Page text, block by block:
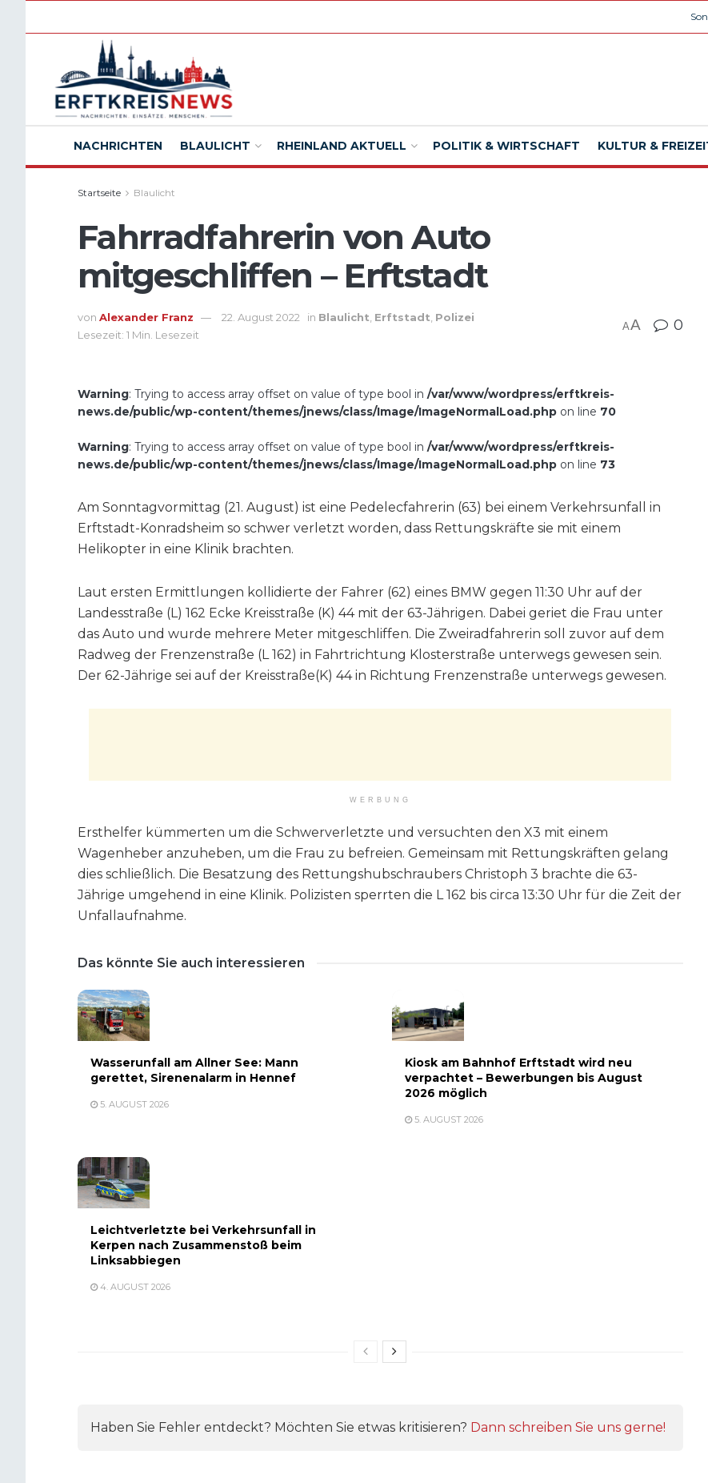
NACHRICHTEN BLAULICHT RHEINLAND AKTUELL POLITIK & WIRTSCHAFT KULTUR &
Startseite Blaulicht
Fahrradfahrerin von Auto
mitgeschliffen – Erftstadt
von Alexander Franz 22. August 2022 in Blaulicht Erftstadt Polizei
Lesezeit: 1 Min. Lesezeit
AA 0
Warning: Trying to access array offset on value of type bool in /var/www/wordpress/erftkreis-
news.de/public/wp-content/themes/jnews/class/Image/ImageNormalLoad.php on line 70
Warning: Trying to access array offset on value of type bool in /var/www/wordpress/erftkreis-
news.de/public/wp-content/themes/jnews/class/Image/ImageNormalLoad.php on line 73
Am Sonntagvormittag (21. August) ist eine Pedelecfahrerin (63) bei einem Verkehrsunfall in
Erftstadt-Konradsheim so schwer verletzt worden, dass Rettungskräfte sie mit einem
Helikopter in eine Klinik brachten.
Laut ersten Ermittlungen kollidierte der Fahrer (62) eines BMW gegen 11:30 Uhr auf der
Landesstraße (L) 162 Ecke Kreisstraße (K) 44 mit der 63-Jährigen. Dabei geriet die Frau unter
das Auto und wurde mehrere Meter mitgeschliffen. Die Zweiradfahrerin soll zuvor auf dem
Radweg der Frenzenstraße (L 162) in Fahrtrichtung Klosterstraße unterwegs gewesen sein.
Der 62-Jährige sei auf der Kreisstraße(K) 44 in Richtung Frenzenstraße unterwegs gewesen.
WERBUNG
Ersthelfer kümmerten um die Schwerverletzte und versuchten den X3 mit einem
Wagenheber anzuheben, um die Frau zu befreien. Gemeinsam mit Rettungskräften gelang
dies schließlich. Die Besatzung des Rettungshubschraubers Christoph 3 brachte die 63-
Jährige umgehend in eine Klinik. Polizisten sperrten die L 162 bis circa 13:30 Uhr für die Zeit der
Unfallaufnahme.
Das könnte Sie auch interessieren
Wasserunfall am Allner See: Mann
gerettet, Sirenenalarm in Hennef
5. AUGUST 2026
Kiosk am Bahnhof Erftstadt wird neu
verpachtet – Bewerbungen bis August
2026 möglich
5. AUGUST 2026
Leichtverletzte bei Verkehrsunfall in
Kerpen nach Zusammenstoß beim
Linksabbiegen
4. AUGUST 2026
Haben Sie Fehler entdeckt? Möchten Sie etwas kritisieren? Dann schreiben Sie uns gerne!